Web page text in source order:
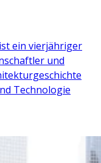
ein vierjähriger
und
Technologie